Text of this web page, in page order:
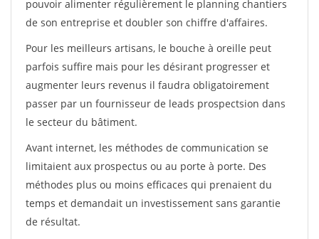
pouvoir alimenter régulièrement le planning chantiers
de son entreprise et doubler son chiffre d'affaires.
Pour les meilleurs artisans, le bouche à oreille peut
parfois suffire mais pour les désirant progresser et
augmenter leurs revenus il faudra obligatoirement
passer par un fournisseur de leads prospectsion dans
le secteur du bâtiment.
Avant internet, les méthodes de communication se
limitaient aux prospectus ou au porte à porte. Des
méthodes plus ou moins efficaces qui prenaient du
temps et demandait un investissement sans garantie
de résultat.